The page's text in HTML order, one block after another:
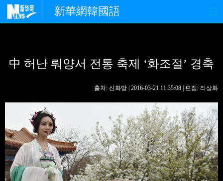
新華網韓國語
경제 사회 포토
핫 TV 문화
연예 오피니언
생생 중국어
中 허난 뤄양서 전통 축제 ‘화조절’ 경축
출처: 신화망 | 2016-03-21 11:35:08 | 편집: 리상화